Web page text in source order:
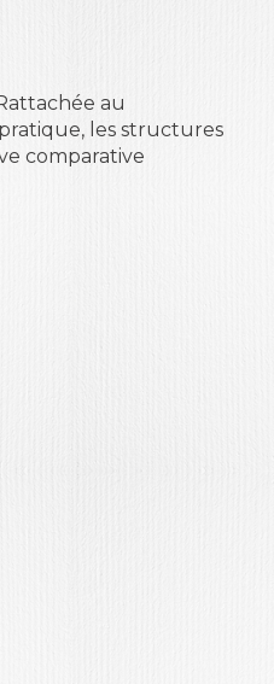
au
les structures
comparative